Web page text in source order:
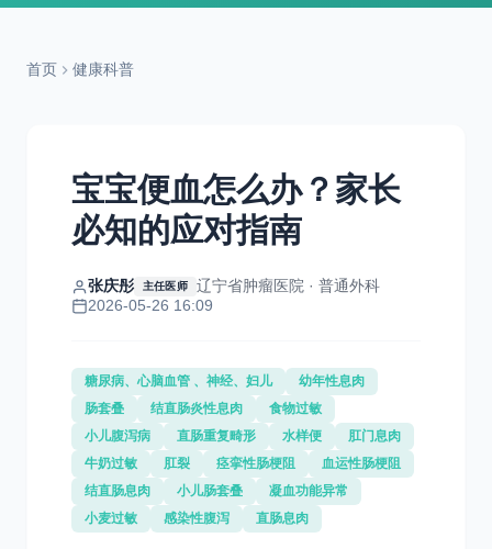
首页 健康科普
宝宝便血怎么办？家长
必知的应对指南
张庆彤 主任医师
辽宁省肿瘤医院 · 普通外科
2026-05-26 16:09
糖尿病、心脑血管 、神经、妇儿
幼年性息肉
肠套叠
结直肠炎性息肉
食物过敏
小儿腹泻病
直肠重复畸形 水样便
肛门息肉
牛奶过敏
肛裂 痉挛性肠梗阻
血运性肠梗阻
结直肠息肉
小儿肠套叠
凝血功能异常
小麦过敏
感染性腹泻 直肠息肉